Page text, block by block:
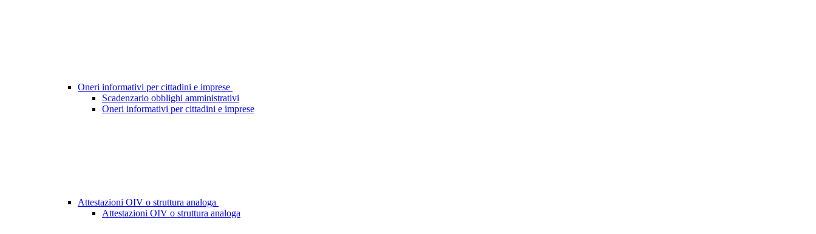
Oneri informativi per cittadini e imprese
Scadenzario obblighi amministrativi
Oneri informativi per cittadini e imprese
Attestazioni OIV o struttura analoga
Attestazioni OIV o struttura analoga